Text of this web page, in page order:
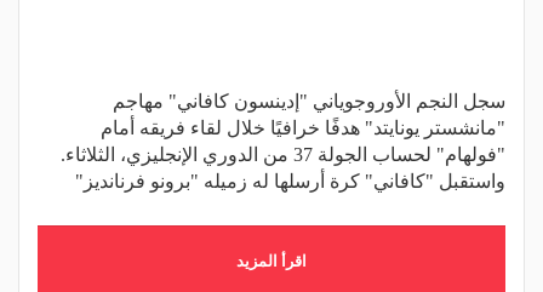
سجل النجم الأوروجوياني "إدينسون كافاني" مهاجم
"مانشستر يونايتد" هدفًا خرافيًا خلال لقاء فريقه أمام
"فولهام" لحساب الجولة 37 من الدوري الإنجليزي، الثلاثاء.
واستقبل "كافاني" كرة أرسلها له زميله "برونو فرنانديز"
اقرأ المزيد